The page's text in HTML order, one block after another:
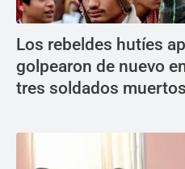
Los rebeldes hutíes
golpearon de nuevo
tres soldados